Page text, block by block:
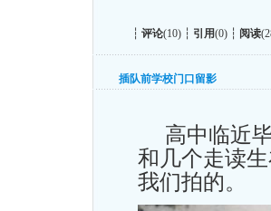
┆ 评论(10) ┆ 引用(0) ┆ 阅读
插队前学校门口留影
高中临近毕
和几个走读
我们拍的。